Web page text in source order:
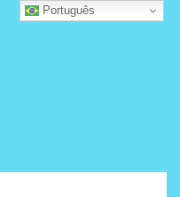
Português